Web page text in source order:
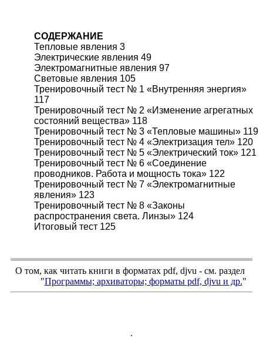
СОДЕРЖАНИЕ
Тепловые явления 3
Электрические явления 49
Электромагнитные явления 97
Световые явления 105
Тренировочный тест № 1 «Внутренняя энергия»
117
Тренировочный тест № 2 «Изменение агрегатных
состояний вещества» 118
Тренировочный тест № 3 «Тепловые машины» 119
Тренировочный тест № 4 «Электризация тел» 120
Тренировочный тест № 5 «Электрический ток» 121
Тренировочный тест № 6 «Соединение
проводников. Работа и мощность тока» 122
Тренировочный тест № 7 «Электромагнитные
явления» 123
Тренировочный тест № 8 «Законы
распространения света. Линзы» 124
Итоговый тест 125
О том, как читать книги в форматах pdf, djvu - см. раздел
"Программы; архиваторы; форматы pdf, djvu и др."
.